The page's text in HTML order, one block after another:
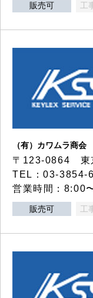
販売可 工
（有）カワムラ商会
〒123-0864 東
TEL：03-3854-
営業時間：8:00
販売可 工